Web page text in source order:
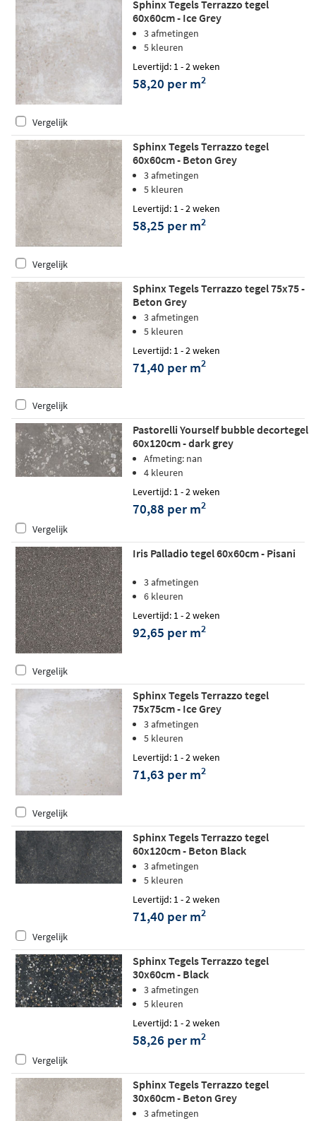
Sphinx Tegels Terrazzo tegel
60x60cm - Ice Grey
3 afmetingen
5 kleuren
Levertijd: 1 - 2 weken
58,20 per m2
Vergelijk
Sphinx Tegels Terrazzo tegel
60x60cm - Beton Grey
3 afmetingen
5 kleuren
Levertijd: 1 - 2 weken
58,25 per m2
Vergelijk
Sphinx Tegels Terrazzo tegel 75x75 -
Beton Grey
3 afmetingen
5 kleuren
Levertijd: 1 - 2 weken
71,40 per m2
Vergelijk
Pastorelli Yourself bubble decortegel
60x120cm - dark grey
Afmeting: nan
4 kleuren
Levertijd: 1 - 2 weken
70,88 per m2
Vergelijk
Iris Palladio tegel 60x60cm - Pisani
3 afmetingen
6 kleuren
Levertijd: 1 - 2 weken
92,65 per m2
Vergelijk
Sphinx Tegels Terrazzo tegel
75x75cm - Ice Grey
3 afmetingen
5 kleuren
Levertijd: 1 - 2 weken
71,63 per m2
Vergelijk
Sphinx Tegels Terrazzo tegel
60x120cm - Beton Black
3 afmetingen
5 kleuren
Levertijd: 1 - 2 weken
71,40 per m2
Vergelijk
Sphinx Tegels Terrazzo tegel
30x60cm - Black
3 afmetingen
5 kleuren
Levertijd: 1 - 2 weken
58,26 per m2
Vergelijk
Sphinx Tegels Terrazzo tegel
30x60cm - Beton Grey
3 afmetingen